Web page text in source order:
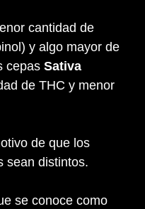
cantidad de
y algo mayor de
cepas Sativa
de THC y menor
de que los
sean distintos.
se conoce como